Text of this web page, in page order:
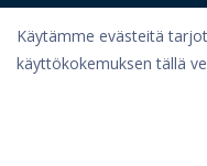
Linkit
Käytämme evästeitä
käyttökokemuksen tällä